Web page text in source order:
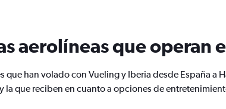
has
2
axes
displaying
aerolíneas que operan
que han volado con Vueling y Iberia desde España a
la que reciben en cuanto a opciones de